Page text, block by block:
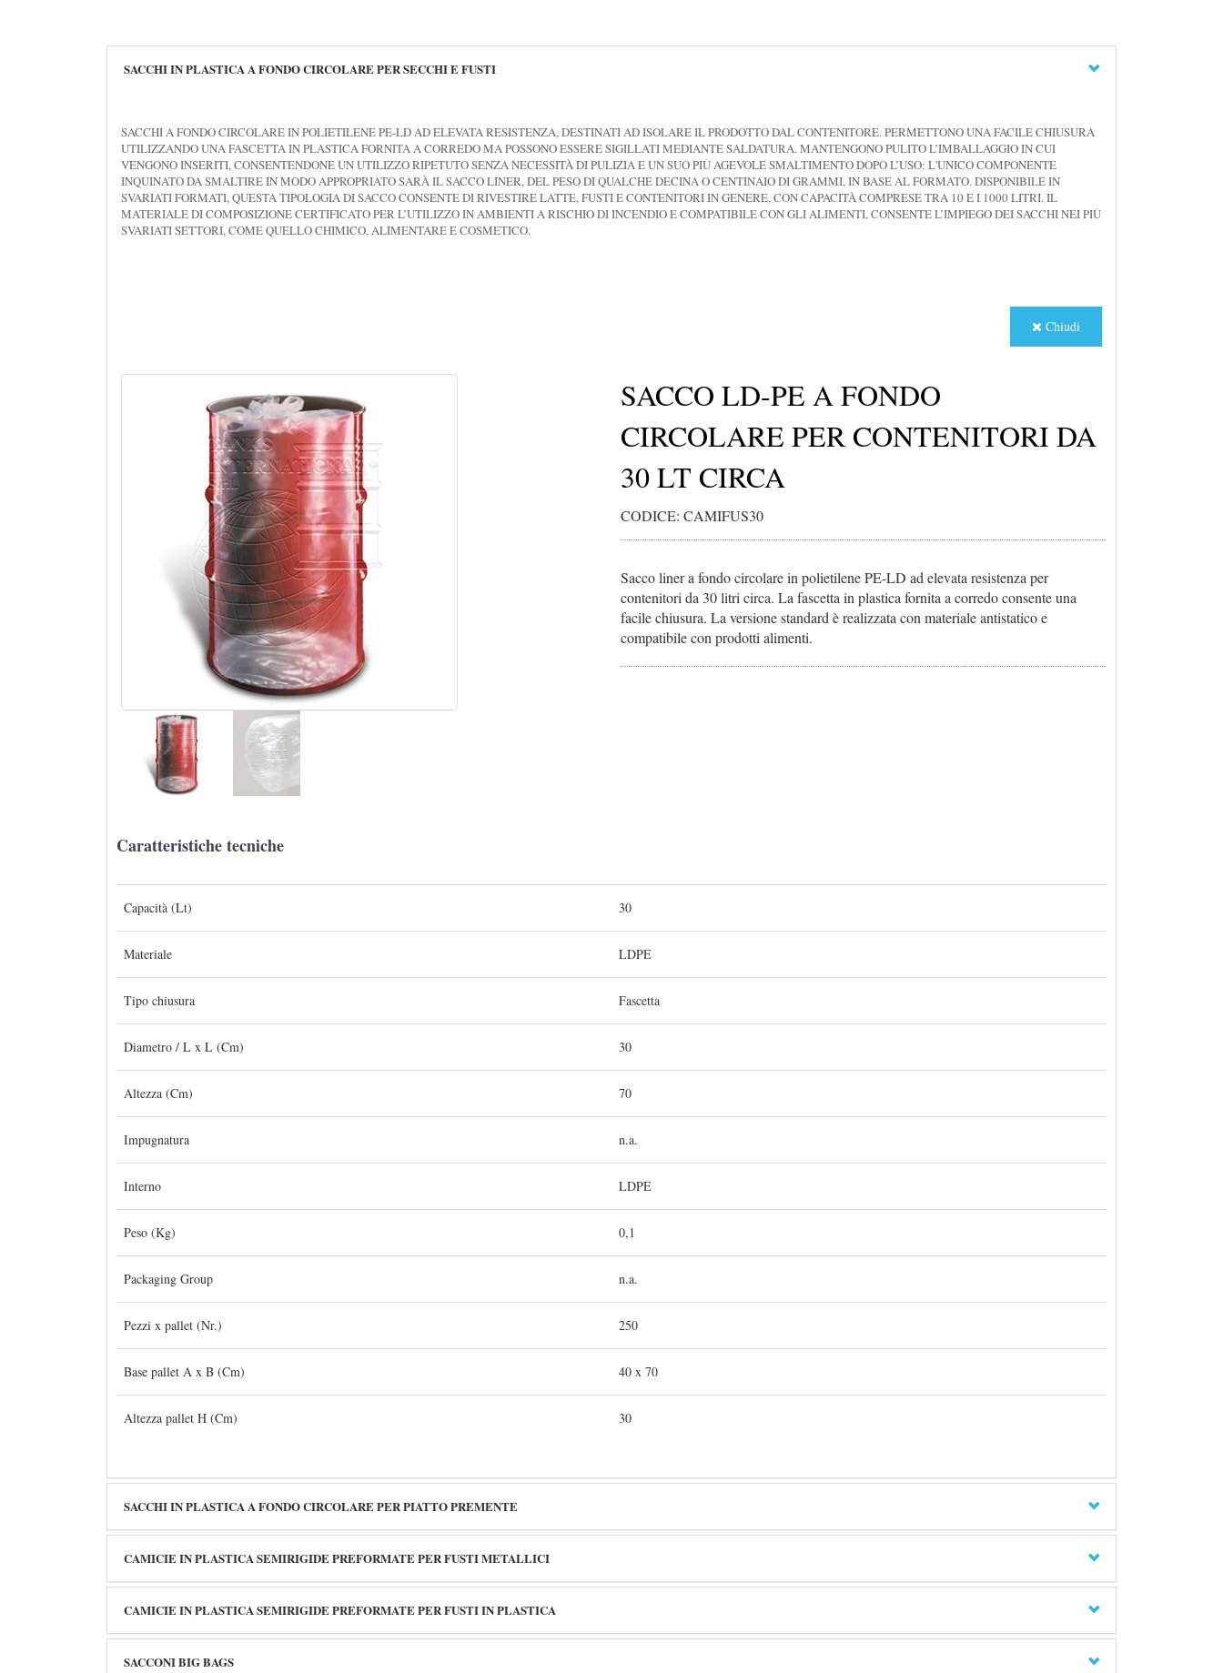
SACCHI IN PLASTICA A FONDO CIRCOLARE PER SECCHI E FUSTI
SACCHI A FONDO CIRCOLARE IN POLIETILENE PE-LD AD ELEVATA RESISTENZA, DESTINATI AD ISOLARE IL PRODOTTO DAL CONTENITORE. PERMETTONO UNA FACILE CHIUSURA
UTILIZZANDO UNA FASCETTA IN PLASTICA FORNITA A CORREDO MA POSSONO ESSERE SIGILLATI MEDIANTE SALDATURA. MANTENGONO PULITO L’IMBALLAGGIO IN CUI
VENGONO INSERITI, CONSENTENDONE UN UTILIZZO RIPETUTO SENZA NECESSITÀ DI PULIZIA E UN SUO PIÙ AGEVOLE SMALTIMENTO DOPO L’USO: L'UNICO COMPONENTE
INQUINATO DA SMALTIRE IN MODO APPROPRIATO SARÀ IL SACCO LINER, DEL PESO DI QUALCHE DECINA O CENTINAIO DI GRAMMI, IN BASE AL FORMATO. DISPONIBILE IN
SVARIATI FORMATI, QUESTA TIPOLOGIA DI SACCO CONSENTE DI RIVESTIRE LATTE, FUSTI E CONTENITORI IN GENERE, CON CAPACITÀ COMPRESE TRA 10 E I 1000 LITRI. IL
MATERIALE DI COMPOSIZIONE CERTIFICATO PER L’UTILIZZO IN AMBIENTI A RISCHIO DI INCENDIO E COMPATIBILE CON GLI ALIMENTI, CONSENTE L’IMPIEGO DEI SACCHI NEI PIÙ
SVARIATI SETTORI, COME QUELLO CHIMICO, ALIMENTARE E COSMETICO.
Chiudi
SACCO LD-PE A FONDO
CIRCOLARE PER CONTENITORI DA
30 LT CIRCA
CODICE: CAMIFUS30
Sacco liner a fondo circolare in polietilene PE-LD ad elevata resistenza per
contenitori da 30 litri circa. La fascetta in plastica fornita a corredo consente una
facile chiusura. La versione standard è realizzata con materiale antistatico e
compatibile con prodotti alimenti.
Caratteristiche tecniche
Capacità (Lt) 30
Materiale LDPE
Tipo chiusura Fascetta
Diametro / L x L (Cm) 30
Altezza (Cm) 70
Impugnatura n.a.
Interno LDPE
Peso (Kg) 0,1
Packaging Group n.a.
Pezzi x pallet (Nr.) 250
Base pallet A x B (Cm) 40 x 70
Altezza pallet H (Cm) 30
SACCHI IN PLASTICA A FONDO CIRCOLARE PER PIATTO PREMENTE
CAMICIE IN PLASTICA SEMIRIGIDE PREFORMATE PER FUSTI METALLICI
CAMICIE IN PLASTICA SEMIRIGIDE PREFORMATE PER FUSTI IN PLASTICA
SACCONI BIG BAGS